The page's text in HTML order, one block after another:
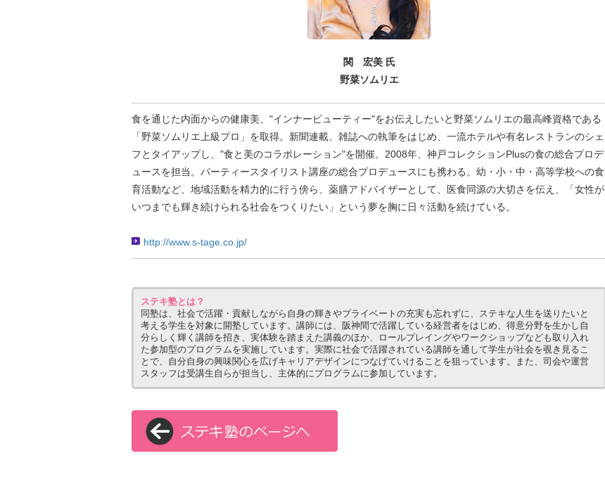
関 宏美 氏
野菜ソムリエ
食を通じた内面からの健康美、"インナービューティー"をお伝えしたいと野菜ソムリエの最高峰資格である
「野菜ソムリエ上級プロ」を取得。新聞連載、雑誌への執筆をはじめ、一流ホテルや有名レストランのシェ
フとタイアップし、"食と美のコラボレーション"を開催。2008年、神戸コレクションPlusの食の総合プロデ
ュースを担当。パーティースタイリスト講座の総合プロデュースにも携わる。幼・小・中・高等学校への食
育活動など、地域活動を精力的に行う傍ら、薬膳アドバイザーとして、医食同源の大切さを伝え、「女性が
いつまでも輝き続けられる社会をつくりたい」という夢を胸に日々活動を続けている。
http://www.s-tage.co.jp/
ステキ塾とは？
同塾は、社会で活躍・貢献しながら自身の輝きやプライベートの充実も忘れずに、ステキな人生を送りたいと
考える学生を対象に開塾しています。講師には、阪神間で活躍している経営者をはじめ、得意分野を生かし自
分らしく輝く講師を招き、実体験を踏まえた講義のほか、ロールプレイングやワークショップなども取り入れ
た参加型のプログラムを実施しています。実際に社会で活躍されている講師を通して学生が社会を覗き見るこ
とで、自分自身の興味関心を広げキャリアデザインにつなげていけることを狙っています。また、司会や運営
スタッフは受講生自らが担当し、主体的にプログラムに参加しています。